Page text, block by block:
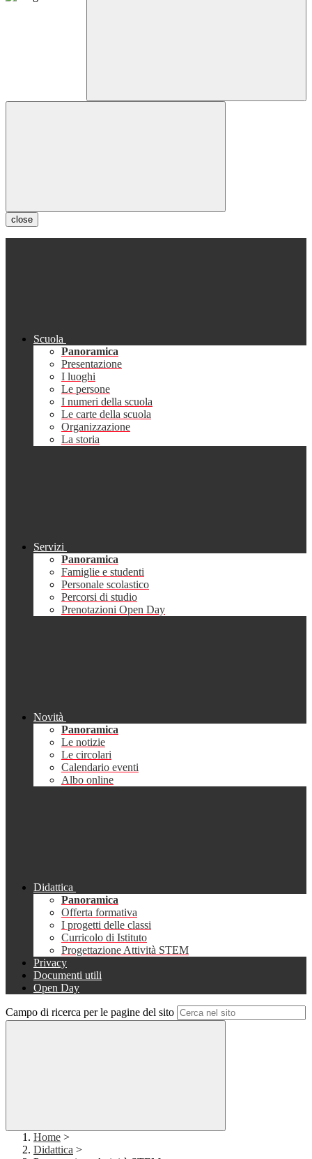
close
Scuola
Panoramica
Presentazione
I luoghi
Le persone
I numeri della scuola
Le carte della scuola
Organizzazione
La storia
Servizi
Panoramica
Famiglie e studenti
Personale scolastico
Percorsi di studio
Prenotazioni Open Day
Novità
Panoramica
Le notizie
Le circolari
Calendario eventi
Albo online
Didattica
Panoramica
Offerta formativa
I progetti delle classi
Curricolo di Istituto
Progettazione Attività STEM
Privacy
Documenti utili
Open Day
Campo di ricerca per le pagine del sito
Home >
Didattica >